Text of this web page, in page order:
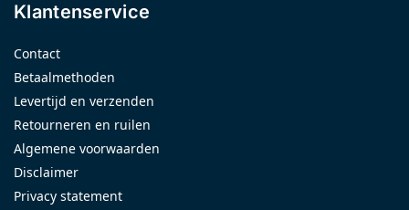
Klantenservice
Contact
Betaalmethoden
Levertijd en verzenden
Retourneren en ruilen
Algemene voorwaarden
Disclaimer
Privacy statement